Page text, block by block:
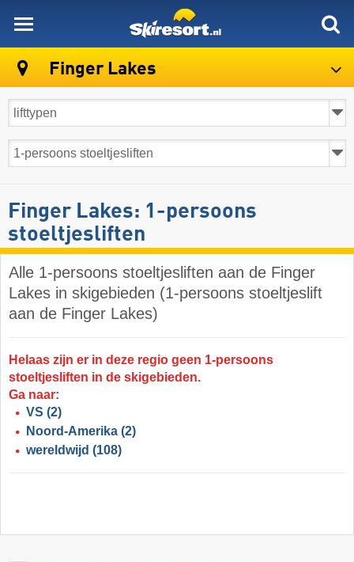
Finger Lakes
Finger Lakes: 1-persoons
stoeltjesliften
Alle 1-persoons stoeltjesliften aan de Finger
Lakes in skigebieden (1-persoons stoeltjeslift
aan de Finger Lakes)
Helaas zijn er in deze regio geen 1-persoons
stoeltjesliften in de skigebieden.
Ga naar:
VS (2)
Noord-Amerika (2)
wereldwijd (108)